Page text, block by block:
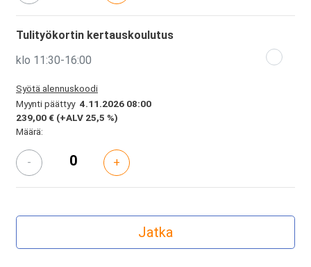
Tulityökortin kertauskoulutus
klo 11:30-16:00
Syötä alennuskoodi
Myynti päättyy 4.11.2026 08:00
239,00 € (+ALV 25,5 %)
Määrä:
- +